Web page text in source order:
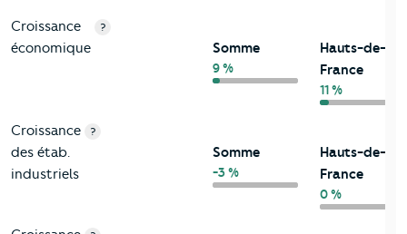
Croissance
économique
?
Somme
9 %
Hauts-de-
France
11 %
Croissance
des étab.
industriels
?
Somme
-3 %
Hauts-de-
France
0 %